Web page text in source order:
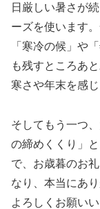
日厳しい暑さが
ーズを使います
「寒冷の候」や
も残すところあ
寒さや年末を感
そしてもう一つ
の締めくくり」
で、お歳暮のお
なり、本当にあ
よろしくお願い